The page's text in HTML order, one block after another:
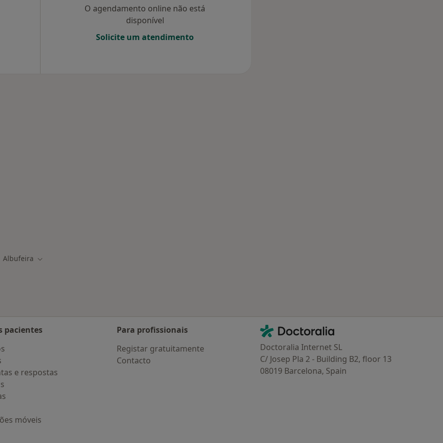
O agendamento online não está
disponível
Solicite um atendimento
de cidade
Albufeira Mudar de cidade
pacientes
e respostas
móveis
Para profissionais
Registar gratuitamente
Contacto
Contacto
Doctoralia - Homepage
Doctoralia Internet SL
C/ Josep Pla 2 - Building B2, floor 13
08019 Barcelona, Spain